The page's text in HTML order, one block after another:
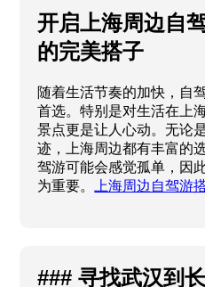
开启上海周边自
的完美搭子
随着生活节奏的加快，自
首选。特别是对生活在上
景点更是让人心动。无论
迹，上海周边都有丰富的
驾游可能会感觉孤单，因
为重要。
上海周边自驾游
### 寻找武汉到